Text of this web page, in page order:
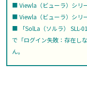
Viewla（ビューラ）シリ
Viewla（ビューラ）シリ
「SolLa（ソルラ） SLL-
で「ログイン失敗：存在し
ん。